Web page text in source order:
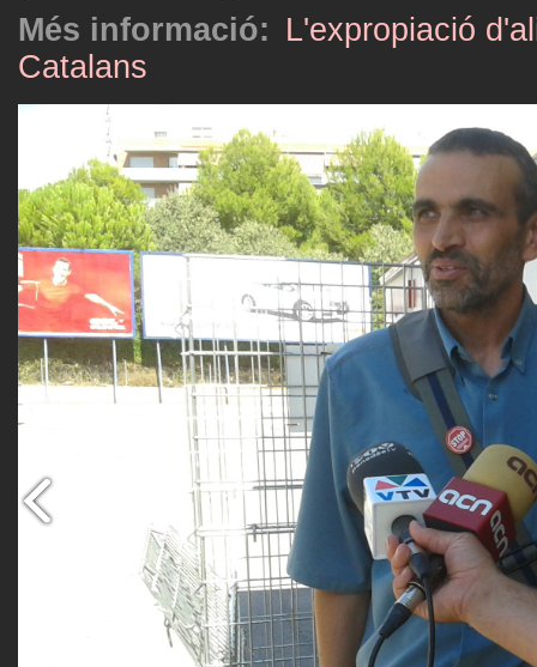
Més informació: L'expropiació
Catalans